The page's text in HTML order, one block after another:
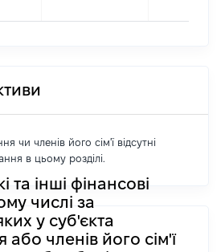
чи членів його сім'ї відсутні
в цьому розділі.
та інші фінансові
числі за
у суб'єкта
або членів його сім'ї